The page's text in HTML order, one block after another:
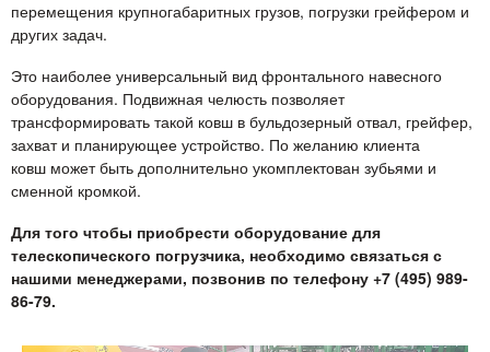
перемещения крупногабаритных грузов, погрузки грейфером и
других задач.
Это наиболее универсальный вид фронтального навесного
оборудования. Подвижная челюсть позволяет
трансформировать такой ковш в бульдозерный отвал, грейфер,
захват и планирующее устройство. По желанию клиента
ковш может быть дополнительно укомплектован зубьями и
сменной кромкой.
Для того чтобы приобрести оборудование для
телескопического погрузчика, необходимо связаться с
нашими менеджерами, позвонив по телефону +7 (495) 989-
86-79.